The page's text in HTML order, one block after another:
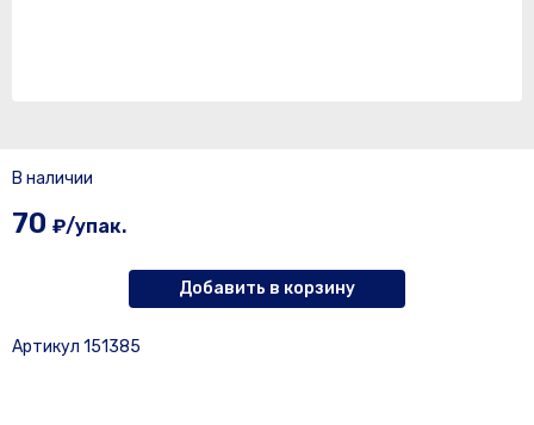
В наличии
70 ₽/упак.
Добавить в корзину
Артикул 151385